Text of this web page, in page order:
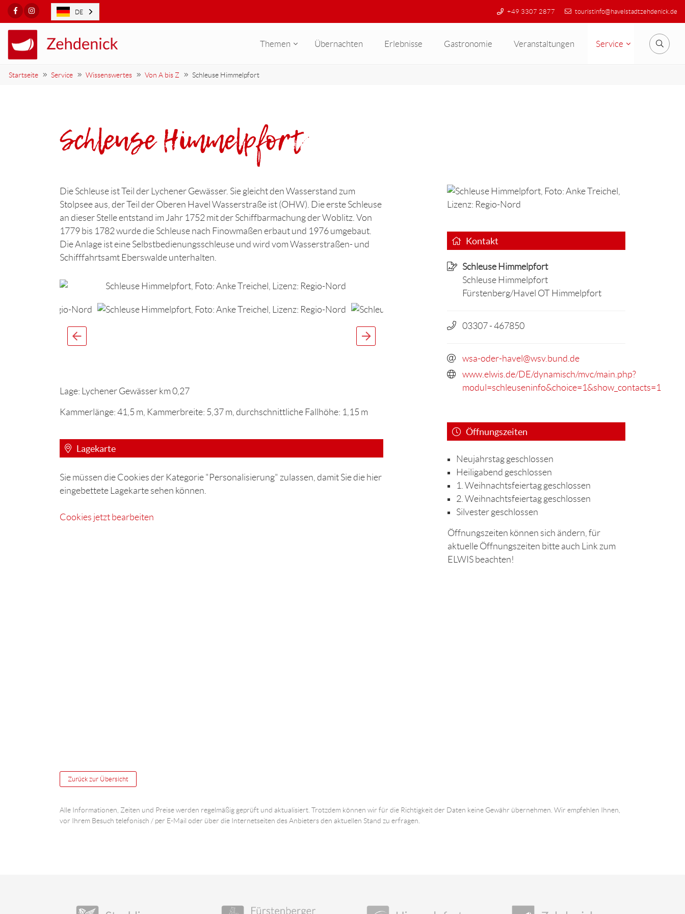
FacebookInstagram +49 3307 2877 touristinfo@havelstadtzehdenick.de
Themen Übernachten Erlebnisse Gastronomie Veranstaltungen Service Suche
Startseite Service Wissenswertes Von A bis Z Schleuse Himmelpfort
Schleuse Himmelpfort
Die Schleuse ist Teil der Lychener Gewässer. Sie gleicht den Wasserstand zum
Stolpsee aus, der Teil der Oberen Havel Wasserstraße ist (OHW). Die erste Schleuse
an dieser Stelle entstand im Jahr 1752 mit der Schiffbarmachung der Woblitz. Von
1779 bis 1782 wurde die Schleuse nach Finowmaßen erbaut und 1976 umgebaut.
Die Anlage ist eine Selbstbedienungsschleuse und wird vom Wasserstraßen- und
Schifffahrtsamt Eberswalde unterhalten.
Lage: Lychener Gewässer km 0,27
Kammerlänge: 41,5 m, Kammerbreite: 5,37 m, durchschnittliche Fallhöhe: 1,15 m
Lagekarte
Sie müssen die Cookies der Kategorie "Personalisierung" zulassen, damit Sie die hier
eingebettete Lagekarte sehen können.
Cookies jetzt bearbeiten
Kontakt
Schleuse Himmelpfort
Schleuse Himmelpfort
Fürstenberg/Havel OT Himmelpfort
03307 - 467850
wsa-oder-havel@wsv.bund.de
www.elwis.de/DE/dynamisch/mvc/main.php?
modul=schleuseninfo&choice=1&show_contacts=1
Öffnungszeiten
Neujahrstag geschlossen
Heiligabend geschlossen
1. Weihnachtsfeiertag geschlossen
2. Weihnachtsfeiertag geschlossen
Silvester geschlossen
Öffnungszeiten können sich ändern, für
aktuelle Öffnungszeiten bitte auch Link zum
ELWIS beachten!
Zurück zur Übersicht
Alle Informationen, Zeiten und Preise werden regelmäßig geprüft und aktualisiert. Trotzdem können wir für die Richtigkeit der Daten keine Gewähr übernehmen. Wir empfehlen Ihnen,
vor Ihrem Besuch telefonisch / per E-Mail oder über die Internetseiten des Anbieters den aktuellen Stand zu erfragen.
DE